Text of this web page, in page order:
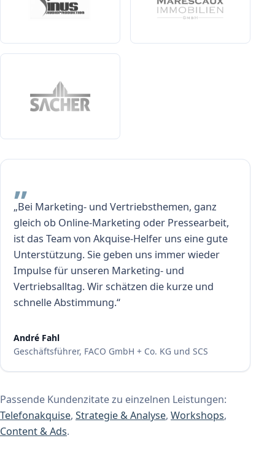
„Bei Marketing- und Vertriebsthemen, ganz
gleich ob Online-Marketing oder Pressearbeit,
ist das Team von Akquise-Helfer uns eine gute
Unterstützung. Sie geben uns immer wieder
Impulse für unseren Marketing- und
Vertriebsalltag. Wir schätzen die kurze und
schnelle Abstimmung.“
André Fahl
Geschäftsführer, FACO GmbH + Co. KG und SCS
Passende Kundenzitate zu einzelnen Leistungen:
Telefonakquise, Strategie & Analyse, Workshops,
Content & Ads.